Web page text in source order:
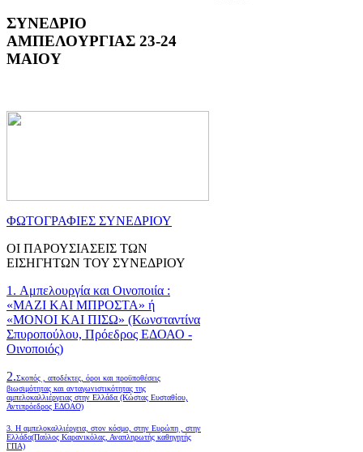
ΣΥΝΕΔΡΙΟ
ΑΜΠΕΛΟΥΡΓΙΑΣ 23-24
ΜΑΙΟΥ
ΦΩΤΟΓΡΑΦΙΕΣ ΣΥΝΕΔΡΙΟΥ
ΟΙ ΠΑΡΟΥΣΙΑΣΕΙΣ ΤΩΝ
ΕΙΣΗΓΗΤΩΝ ΤΟΥ ΣΥΝΕΔΡΙΟΥ
1. Αμπελουργία και Οινοποιία :
«ΜΑΖΙ ΚΑΙ ΜΠΡΟΣΤΑ» ή
«ΜΟΝΟΙ ΚΑΙ ΠΙΣΩ» (Κωνσταντίνα
Σπυροπούλου, Πρόεδρος ΕΔΟΑΟ -
Οινοποιός)
2.Σκοπός , αποδέκτες, όροι και προϋποθέσεις
βιωσιμότητας και ανταγωνιστικότητας της
αμπελοκαλλιέργειας στην Ελλάδα (Κώστας Ευσταθίου,
Αντιπρόεδρος ΕΔΟΑΟ)
3. Η αμπελοκαλλιέργεια, στον κόσμο, στην Ευρώπη , στην
Ελλάδα(Παύλος Καρανικόλας, Αναπληρωτής καθηγητής
ΓΠΑ)